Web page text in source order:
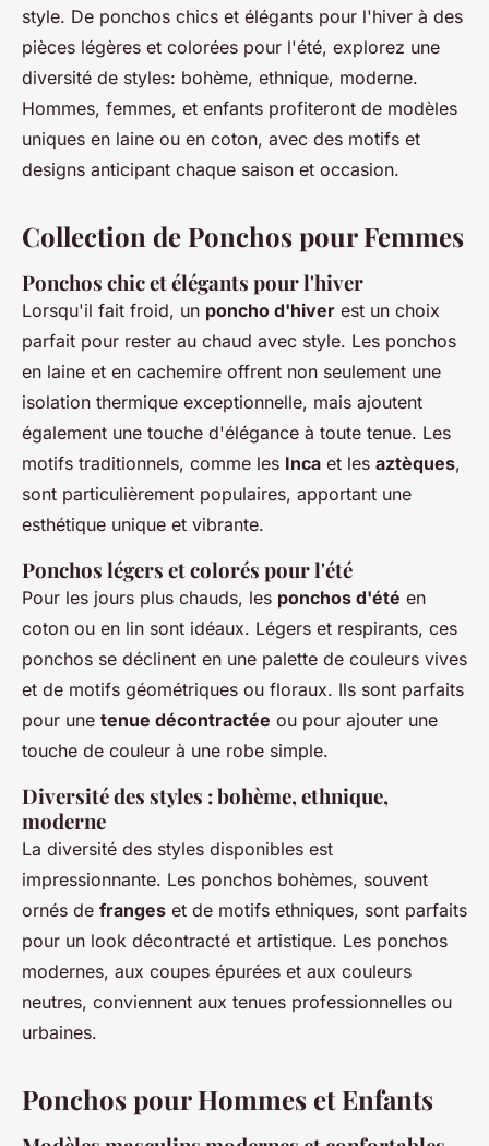
style. De ponchos chics et élégants pour l'hiver à des
pièces légères et colorées pour l'été, explorez une
diversité de styles: bohème, ethnique, moderne.
Hommes, femmes, et enfants profiteront de modèles
uniques en laine ou en coton, avec des motifs et
designs anticipant chaque saison et occasion.
Collection de Ponchos pour Femmes
Ponchos chic et élégants pour l'hiver
Lorsqu'il fait froid, un poncho d'hiver est un choix
parfait pour rester au chaud avec style. Les ponchos
en laine et en cachemire offrent non seulement une
isolation thermique exceptionnelle, mais ajoutent
également une touche d'élégance à toute tenue. Les
motifs traditionnels, comme les Inca et les aztèques,
sont particulièrement populaires, apportant une
esthétique unique et vibrante.
Ponchos légers et colorés pour l'été
Pour les jours plus chauds, les ponchos d'été en
coton ou en lin sont idéaux. Légers et respirants, ces
ponchos se déclinent en une palette de couleurs vives
et de motifs géométriques ou floraux. Ils sont parfaits
pour une tenue décontractée ou pour ajouter une
touche de couleur à une robe simple.
Diversité des styles : bohème, ethnique,
moderne
La diversité des styles disponibles est
impressionnante. Les ponchos bohèmes, souvent
ornés de franges et de motifs ethniques, sont parfaits
pour un look décontracté et artistique. Les ponchos
modernes, aux coupes épurées et aux couleurs
neutres, conviennent aux tenues professionnelles ou
urbaines.
Ponchos pour Hommes et Enfants